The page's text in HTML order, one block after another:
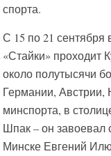
спорта.
С 15 по 21 сентября
«Стайки» проходит
около полутысячи
Германии, Австрии,
минспорта, в
Шпак – он завоевал
Минске Евгений